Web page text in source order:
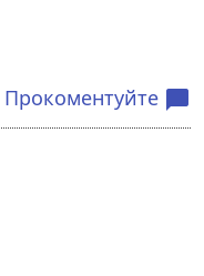
Прокоментуйте chat_bubble